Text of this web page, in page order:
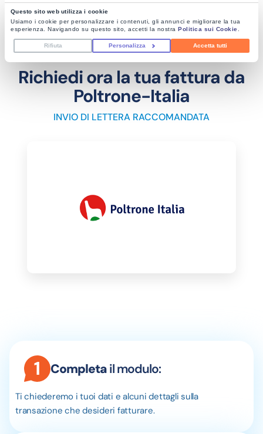
Questo sito web utilizza i cookie
Usiamo i cookie per personalizzare i contenuti, gli annunci e migliorare la tua
esperienza. Navigando su questo sito, accetti la nostra Politica sui Cookie
Accetta tutti
Personalizza
Rifiuta
Richiedi ora la tua fattura da
Poltrone-Italia
INVIO DI LETTERA RACCOMANDATA
Completail modulo:
Ti chiederemo i tuoi dati e alcuni dettagli sulla
transazione che desideri fatturare.